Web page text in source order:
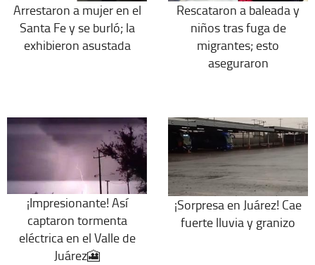
Arrestaron a mujer en el
Santa Fe y se burló; la
exhibieron asustada
Rescataron a baleada y
niños tras fuga de
migrantes; esto
aseguraron
¡Impresionante! Así
captaron tormenta
eléctrica en el Valle de
Juárez🎦
¡Sorpresa en Juárez! Cae
fuerte lluvia y granizo